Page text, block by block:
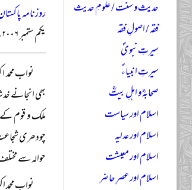
روزنامہ
یکم ستمبر ۲۰۰۶ء
نواب
بھی انجانے
ملک و قوم کے
چودھری
حوالہ سے
حدیث و سنت / علومِ حدیث
فقہ / اصولِ فقہ
سیرتِ نبویؐ
سیرتِ انبیاءؑ
صحابہؓ و اہلِ بیتؓ
اسلام اور سیاست
اسلام اور عدلیہ
اسلام اور معیشت
اسلام اور عصرِ حاضر